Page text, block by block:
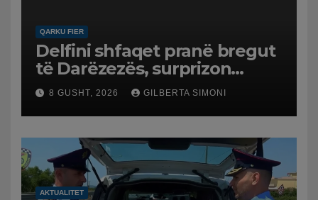
QARKU FIER
Delfini shfaqet pranë bregut
të Darëzezës, surprizon
pushuesit dhe banorët
8 GUSHT, 2026 GILBERTA SIMONI
AKTUALITET